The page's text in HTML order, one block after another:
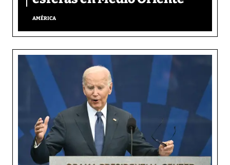
AMÉRICA